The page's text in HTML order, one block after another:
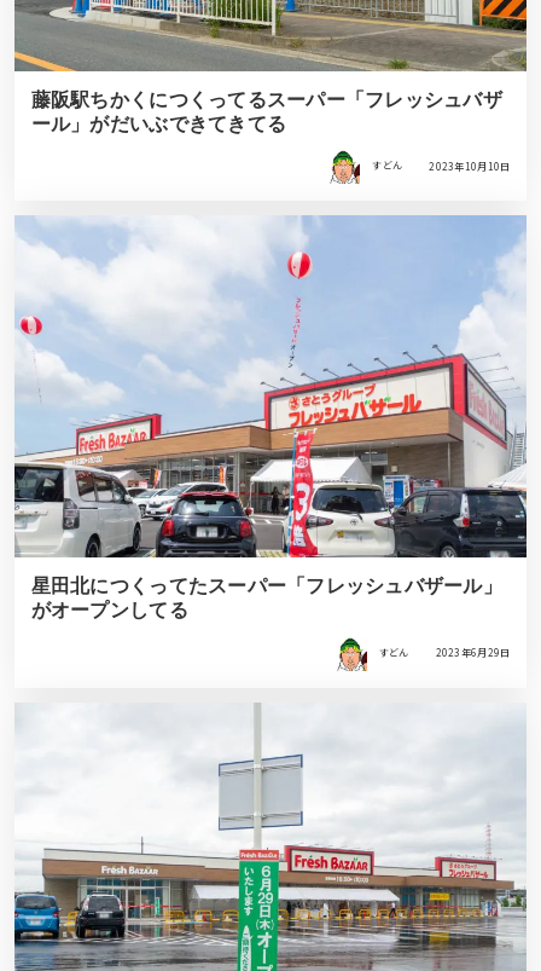
藤阪駅ちかくにつくってるスーパー「フレッシュバザ
ール」がだいぶできてきてる
すどん 2023年10月10日
星田北につくってたスーパー「フレッシュバザール」
がオープンしてる
すどん 2023年6月29日